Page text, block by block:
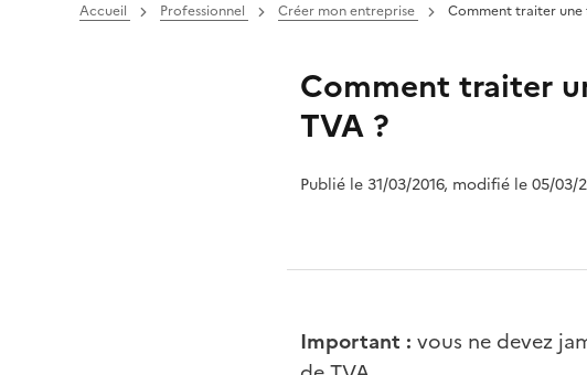
Accueil Professionnel Créer mon entreprise Comment traiter une
Comment traiter
TVA ?
Publié le 31/03/2016, modifié le 05/03/
Important : vous ne devez